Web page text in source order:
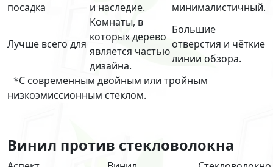
посадка
и наследие.
минималистичный.
Лучше всего для
Комнаты, в
которых дерево
является частью
дизайна.
Большие
отверстия и чёткие
линии обзора.
*С современным двойным или тройным
низкоэмиссионным стеклом.
Винил против стекловолокна